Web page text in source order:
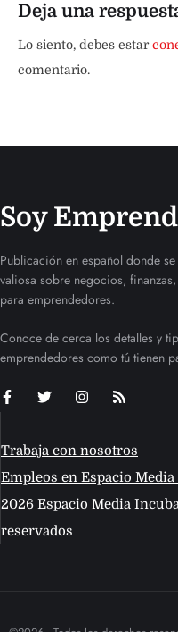
Deja una
Lo siento, debes estar
comentario.
Soy
Publicación en español donde
valiosa sobre negocios,
para emprendedores.
Conoce de cerca los detalles y
emprendedores como tú tienen
Trabaja con nosotros
Empleos en Espacio
2026 Espacio Media
reservados